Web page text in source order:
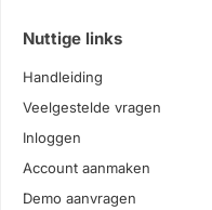
Nuttige links
Handleiding
Veelgestelde vragen
Inloggen
Account aanmaken
Demo aanvragen